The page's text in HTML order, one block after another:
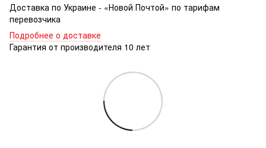
Доставка по Украине - «Новой Почтой» по тарифам
перевозчика
Подробнее о доставке
Гарантия от производителя 10 лет